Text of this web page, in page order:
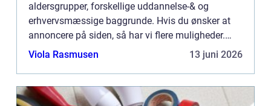
aldersgrupper, forskellige uddannelse-& og
erhvervsmæssige baggrunde. Hvis du ønsker at
annoncere på siden, så har vi flere muligheder.
Bannerannoncering er blot én af mulighederne. Vil
Viola Rasmusen 13 juni 2026